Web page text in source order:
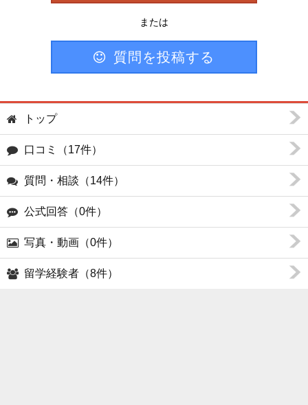
または
質問を投稿する
トップ
口コミ（17件）
質問・相談（14件）
公式回答（0件）
写真・動画（0件）
留学経験者（8件）